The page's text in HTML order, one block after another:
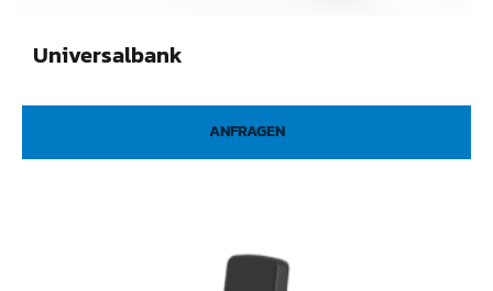
Universalbank
ANFRAGEN